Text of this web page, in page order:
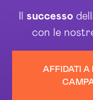
successo
con le
AFFIDATI A